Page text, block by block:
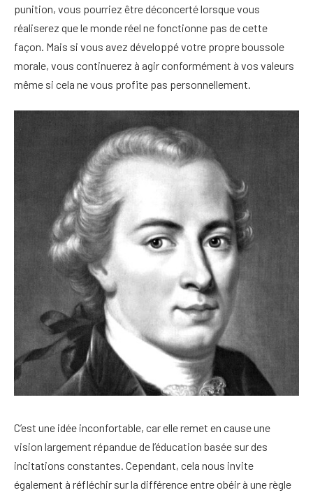
punition, vous pourriez être déconcerté lorsque vous
réaliserez que le monde réel ne fonctionne pas de cette
façon. Mais si vous avez développé votre propre boussole
morale, vous continuerez à agir conformément à vos valeurs
même si cela ne vous profite pas personnellement.
C’est une idée inconfortable, car elle remet en cause une
vision largement répandue de l’éducation basée sur des
incitations constantes. Cependant, cela nous invite
également à réfléchir sur la différence entre obéir à une règle